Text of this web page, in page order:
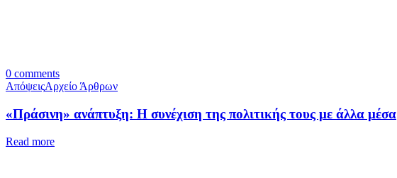
0 comments
ΑπόψειςΑρχείο Άρθρων
«Πράσινη» ανάπτυξη: Η συνέχιση της πολιτικής τους με άλλα μέσα
Read more